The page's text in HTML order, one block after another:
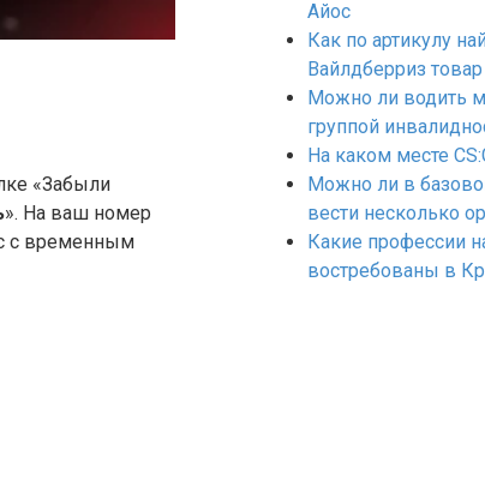
«Забыли
». На ваш номер
с временным
Айос
Как по артикулу
Вайлдберриз товар
Можно ли водить
группой
На каком месте
Можно ли в
вести несколько
Какие профессии
востребованы в